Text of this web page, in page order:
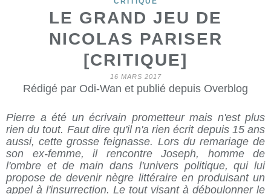
LE GRAND JEU DE
NICOLAS PARISER
[CRITIQUE]
16 MARS 2017
Rédigé par Odi-Wan et publié depuis Overblog
Pierre a été un écrivain prometteur mais n'est plus
rien du tout. Faut dire qu'il n'a rien écrit depuis 15 ans
aussi, cette grosse feignasse. Lors du remariage de
son ex-femme, il rencontre Joseph, homme de
l'ombre et de main dans l'univers politique, qui lui
propose de devenir nègre littéraire en produisant un
appel à l'insurrection. Le tout visant à déboulonner le